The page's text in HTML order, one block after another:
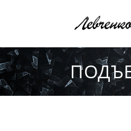
содержанию